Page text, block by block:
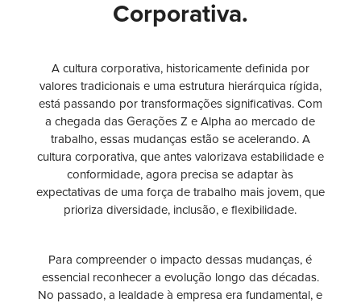
Corporativa.
A cultura corporativa, historicamente definida por
valores tradicionais e uma estrutura hierárquica rígida,
está passando por transformações significativas. Com
a chegada das Gerações Z e Alpha ao mercado de
trabalho, essas mudanças estão se acelerando. A
cultura corporativa, que antes valorizava estabilidade e
conformidade, agora precisa se adaptar às
expectativas de uma força de trabalho mais jovem, que
prioriza diversidade, inclusão, e flexibilidade.
Para compreender o impacto dessas mudanças, é
essencial reconhecer a evolução longo das décadas.
No passado, a lealdade à empresa era fundamental, e